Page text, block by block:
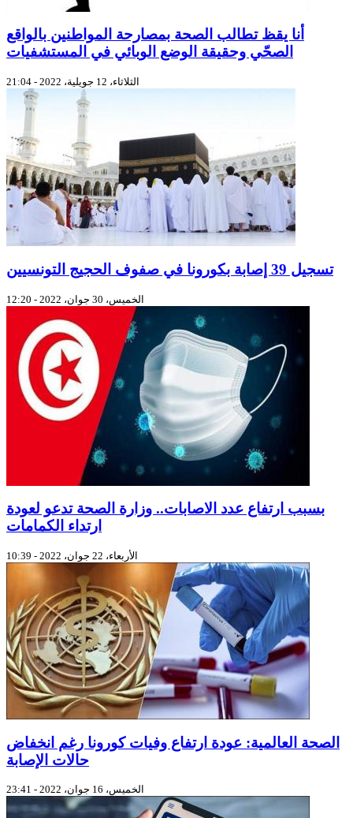
أنا يقظ تطالب الصحة بمصارحة المواطنين بالواقع
الصحّي وحقيقة الوضع الوبائي في المستشفيات
الثلاثاء، 12 جويلية، 2022 - 21:04
تسجيل 39 إصابة بكورونا في صفوف الحجيج التونسيين
الخميس، 30 جوان، 2022 - 12:20
بسبب ارتفاع عدد الاصابات.. وزارة الصحة تدعو لعودة
ارتداء الكمامات
الأربعاء، 22 جوان، 2022 - 10:39
الصحة العالمية: عودة ارتفاع وفيات كورونا رغم انخفاض
حالات الإصابة
الخميس، 16 جوان، 2022 - 23:41